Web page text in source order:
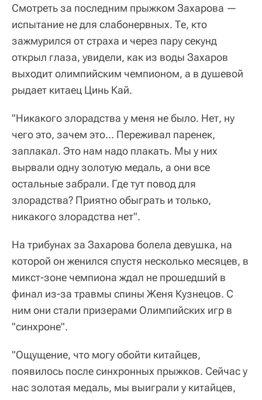
Смотреть за последним прыжком Захарова —
испытание не для слабонервных. Те, кто
зажмурился от страха и через пару секунд
открыл глаза, увидели, как из воды Захаров
выходит олимпийским чемпионом, а в душевой
рыдает китаец Цинь Кай.
"Никакого злорадства у меня не было. Нет, ну
чего это, зачем это... Переживал паренек,
заплакал. Это нам надо плакать. Мы у них
вырвали одну золотую медаль, а они все
остальные забрали. Где тут повод для
злорадства? Приятно обыграть и только,
никакого злорадства нет".
На трибунах за Захарова болела девушка, на
которой он женился спустя несколько месяцев, в
микст-зоне чемпиона ждал не прошедший в
финал из-за травмы спины Женя Кузнецов. С
ним они стали призерами Олимпийских игр в
"синхроне".
"Ощущение, что могу обойти китайцев,
появилось после синхронных прыжков. Сейчас у
нас золотая медаль, мы выиграли у китайцев,